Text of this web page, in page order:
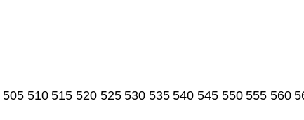
505 510 515 520 525 530 535 540 545 550 555 560